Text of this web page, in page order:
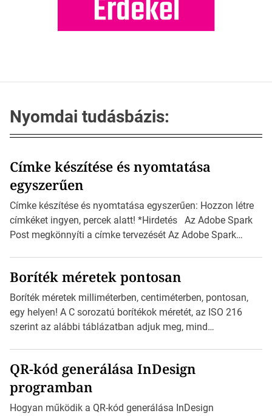
Nyomdai tudásbázis:
Címke készítése és nyomtatása
egyszerűen
Címke készítése és nyomtatása egyszerűen: Hozzon létre
címkéket ingyen, percek alatt! *Hirdetés Az Adobe Spark
Post megkönnyíti a címke tervezését Az Adobe Spark
igazán foroghatnak a kreatív fogaskerekek, miközben
zajlik a saját címke készítése. Hogyan készítsünk címkét?
Válasszon méretet és alakot: Válassza ki a kívánt címke
méretét. Akár néhány […]
Boríték méretek pontosan
Boríték méretek milliméterben, centiméterben, pontosan,
egy helyen! A C sorozatú borítékok méretét, az ISO 216
szerint az alábbi táblázatban adjuk meg, mind
mutatja az A4-es papírlaphoz viszonyítva. Az amerikai és
észak-amerikai boríték méretére az ISO 216 nem
vonatkozik. Boríték méretének táblázata C0-tól […]
QR-kód generálása InDesign
programban
Hogyan működik a QR-kód generálása InDesign